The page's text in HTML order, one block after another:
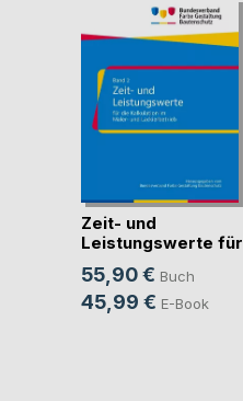
Zeit- und
Leistungswerte für
die K(...)
55,90 € Buch
45,99 € E-Book